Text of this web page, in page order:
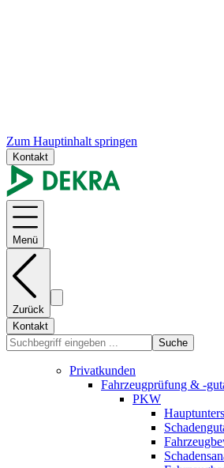
Zum Hauptinhalt springen
Kontakt
Menü
Zurück
Kontakt
Suche
Privatkunden
Fahrzeugprüfung & -
PKW